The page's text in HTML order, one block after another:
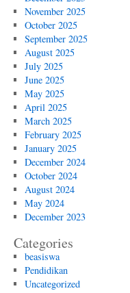
November 2025
October 2025
September 2025
August 2025
July 2025
June 2025
May 2025
April 2025
March 2025
February 2025
January 2025
December 2024
October 2024
August 2024
May 2024
December 2023
Categories
beasiswa
Pendidikan
Uncategorized